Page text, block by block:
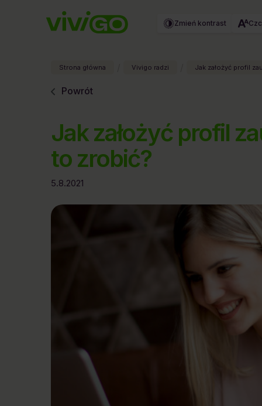
Zmień kontrast
Strona główna Vivigo radzi Jak założyć profil
Powrót
Jak założyć profil
to zrobić?
5.8.2021